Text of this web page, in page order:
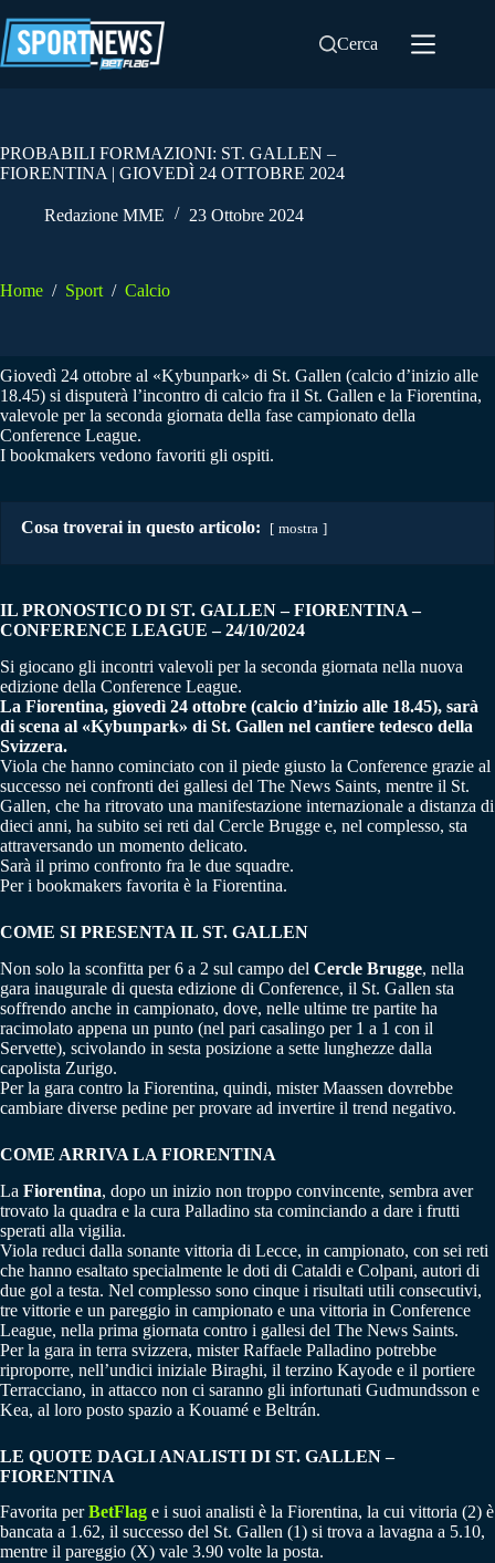
al
contenuto
Cerca
PROBABILI FORMAZIONI: ST. GALLEN –
FIORENTINA | GIOVEDÌ 24 OTTOBRE 2024
Redazione MME 23 Ottobre 2024
Home / Sport / Calcio
Giovedì 24 ottobre al «Kybunpark» di St. Gallen (calcio d’inizio alle
18.45) si disputerà l’incontro di calcio fra il St. Gallen e la Fiorentina,
valevole per la seconda giornata della fase campionato della
Conference League.
I bookmakers vedono favoriti gli ospiti.
Cosa troverai in questo articolo: mostra
IL PRONOSTICO DI ST. GALLEN – FIORENTINA –
CONFERENCE LEAGUE – 24/10/2024
Si giocano gli incontri valevoli per la seconda giornata nella nuova
edizione della Conference League.
La Fiorentina, giovedì 24 ottobre (calcio d’inizio alle 18.45), sarà
di scena al «Kybunpark» di St. Gallen nel cantiere tedesco della
Svizzera.
Viola che hanno cominciato con il piede giusto la Conference grazie al
successo nei confronti dei gallesi del The News Saints, mentre il St.
Gallen, che ha ritrovato una manifestazione internazionale a distanza di
dieci anni, ha subito sei reti dal Cercle Brugge e, nel complesso, sta
attraversando un momento delicato.
Sarà il primo confronto fra le due squadre.
Per i bookmakers favorita è la Fiorentina.
COME SI PRESENTA IL ST. GALLEN
Non solo la sconfitta per 6 a 2 sul campo del Cercle Brugge, nella
gara inaugurale di questa edizione di Conference, il St. Gallen sta
soffrendo anche in campionato, dove, nelle ultime tre partite ha
racimolato appena un punto (nel pari casalingo per 1 a 1 con il
Servette), scivolando in sesta posizione a sette lunghezze dalla
capolista Zurigo.
Per la gara contro la Fiorentina, quindi, mister Maassen dovrebbe
cambiare diverse pedine per provare ad invertire il trend negativo.
COME ARRIVA LA FIORENTINA
La Fiorentina, dopo un inizio non troppo convincente, sembra aver
trovato la quadra e la cura Palladino sta cominciando a dare i frutti
sperati alla vigilia.
Viola reduci dalla sonante vittoria di Lecce, in campionato, con sei reti
che hanno esaltato specialmente le doti di Cataldi e Colpani, autori di
due gol a testa. Nel complesso sono cinque i risultati utili consecutivi,
tre vittorie e un pareggio in campionato e una vittoria in Conference
League, nella prima giornata contro i gallesi del The News Saints.
Per la gara in terra svizzera, mister Raffaele Palladino potrebbe
riproporre, nell’undici iniziale Biraghi, il terzino Kayode e il portiere
Terracciano, in attacco non ci saranno gli infortunati Gudmundsson e
Kea, al loro posto spazio a Kouamé e Beltrán.
LE QUOTE DAGLI ANALISTI DI ST. GALLEN –
FIORENTINA
Favorita perBetFlag e i suoi analisti è la Fiorentina, la cui vittoria (2) è
bancata a 1.62, il successo del St. Gallen (1) si trova a lavagna a 5.10,
mentre il pareggio (X) vale 3.90 volte la posta.